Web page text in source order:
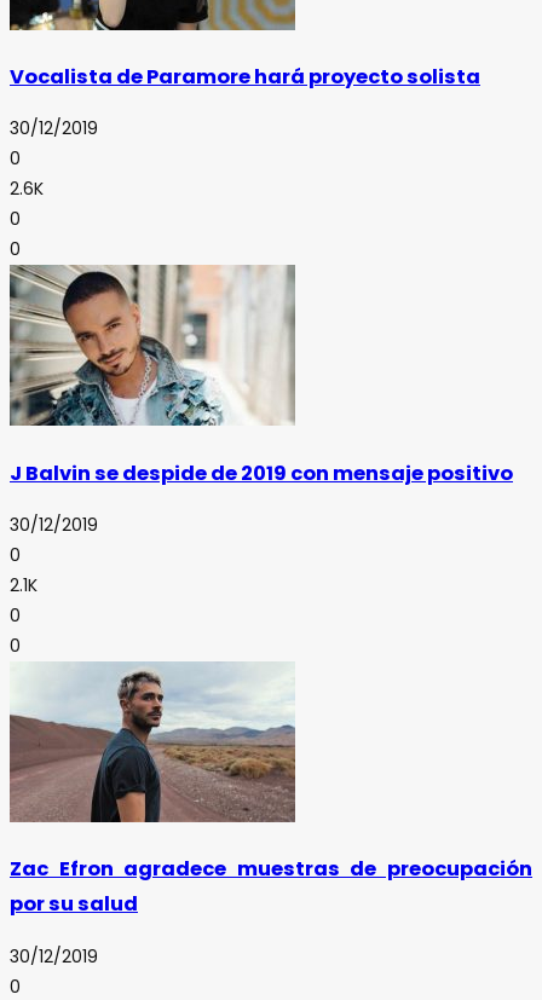
Vocalista de Paramore hará proyecto solista
30/12/2019
0
2.6K
0
0
J Balvin se despide de 2019 con mensaje positivo
30/12/2019
0
2.1K
0
0
Zac Efron agradece muestras de preocupación
por su salud
30/12/2019
0